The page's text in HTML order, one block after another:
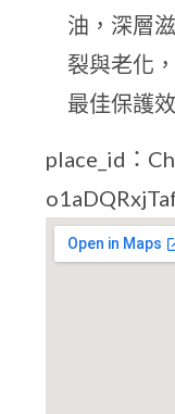
油，深層
裂與老化
最佳保護
place_id：